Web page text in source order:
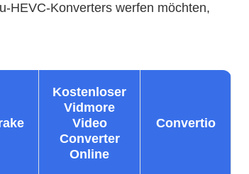
HEVC-Konverters werfen möchten,
Kostenloser
Vidmore
Video
Converter
Online
Convertio